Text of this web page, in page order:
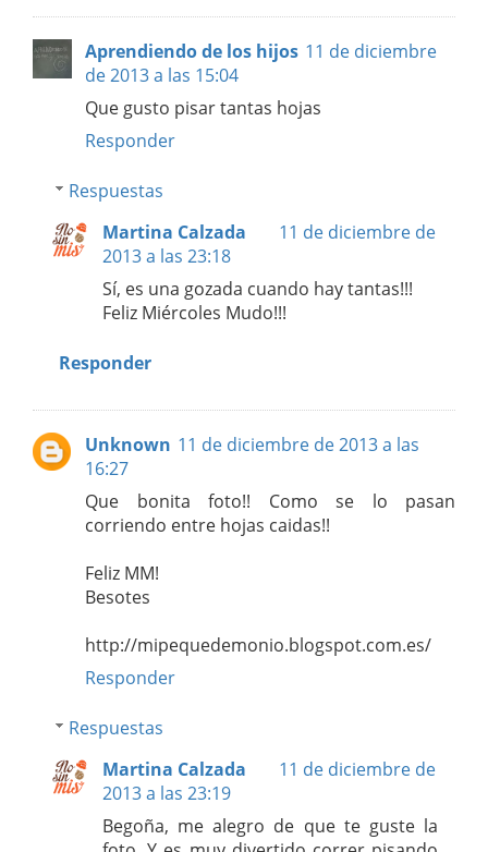
Aprendiendo de los hijos 11 de diciembre
de 2013 a las 15:04
Que gusto pisar tantas hojas
Responder
Respuestas
Martina Calzada
11 de diciembre de
2013 a las 23:18
Sí, es una gozada cuando hay tantas!!!
Feliz Miércoles Mudo!!!
Responder
Unknown 11 de diciembre de 2013 a las
16:27
Que bonita foto!! Como se lo pasan
corriendo entre hojas caidas!!
Feliz MM!
Besotes
http://mipequedemonio.blogspot.com.es/
Responder
Respuestas
Martina Calzada
11 de diciembre de
2013 a las 23:19
Begoña, me alegro de que te guste la